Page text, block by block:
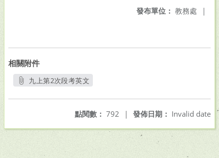
發布單位： 教務處 |
相關附件
九上第2次段考英文
發佈日期： Invalid date
點閱數： 792 |